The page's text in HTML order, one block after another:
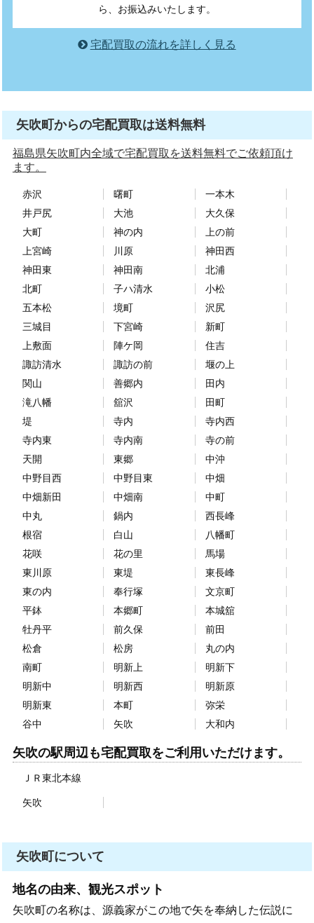
ら、お振込みいたします。
宅配買取の流れを詳しく見る
矢吹町からの宅配買取は送料無料
福島県矢吹町内全域で宅配買取を送料無料でご依頼頂け
ます。
赤沢 曙町
一本木
井戸尻
大池
大久保
大町
神の内
上の前
上宮崎
川原
神田西
神田東
神田南
北浦
北町
子ハ清水
小松
五本松
境町
沢尻
三城目
下宮崎
新町
上敷面
陣ケ岡
住吉
諏訪清水
諏訪の前
堰の上
関山
善郷内
田内
滝八幡
舘沢
田町
堤
寺内
寺内西
寺内東
寺内南
寺の前
天開
東郷
中沖
中野目西
中野目東
中畑
中畑新田
中畑南
中町
中丸
鍋内
西長峰
根宿
白山
八幡町
花咲
花の里
馬場
東川原
東堤
東長峰
東の内
奉行塚
文京町
平鉢
本郷町
本城舘
牡丹平
前久保
前田
松倉
松房
丸の内
南町
明新上
明新下
明新中
明新西
明新原
明新東
本町
弥栄
谷中
矢吹 大和内
矢吹の駅周辺も宅配買取をご利用いただけます。
ＪＲ東北本線
矢吹
矢吹町について
地名の由来、観光スポット
矢吹町の名称は、源義家がこの地で矢を奉納した伝説に